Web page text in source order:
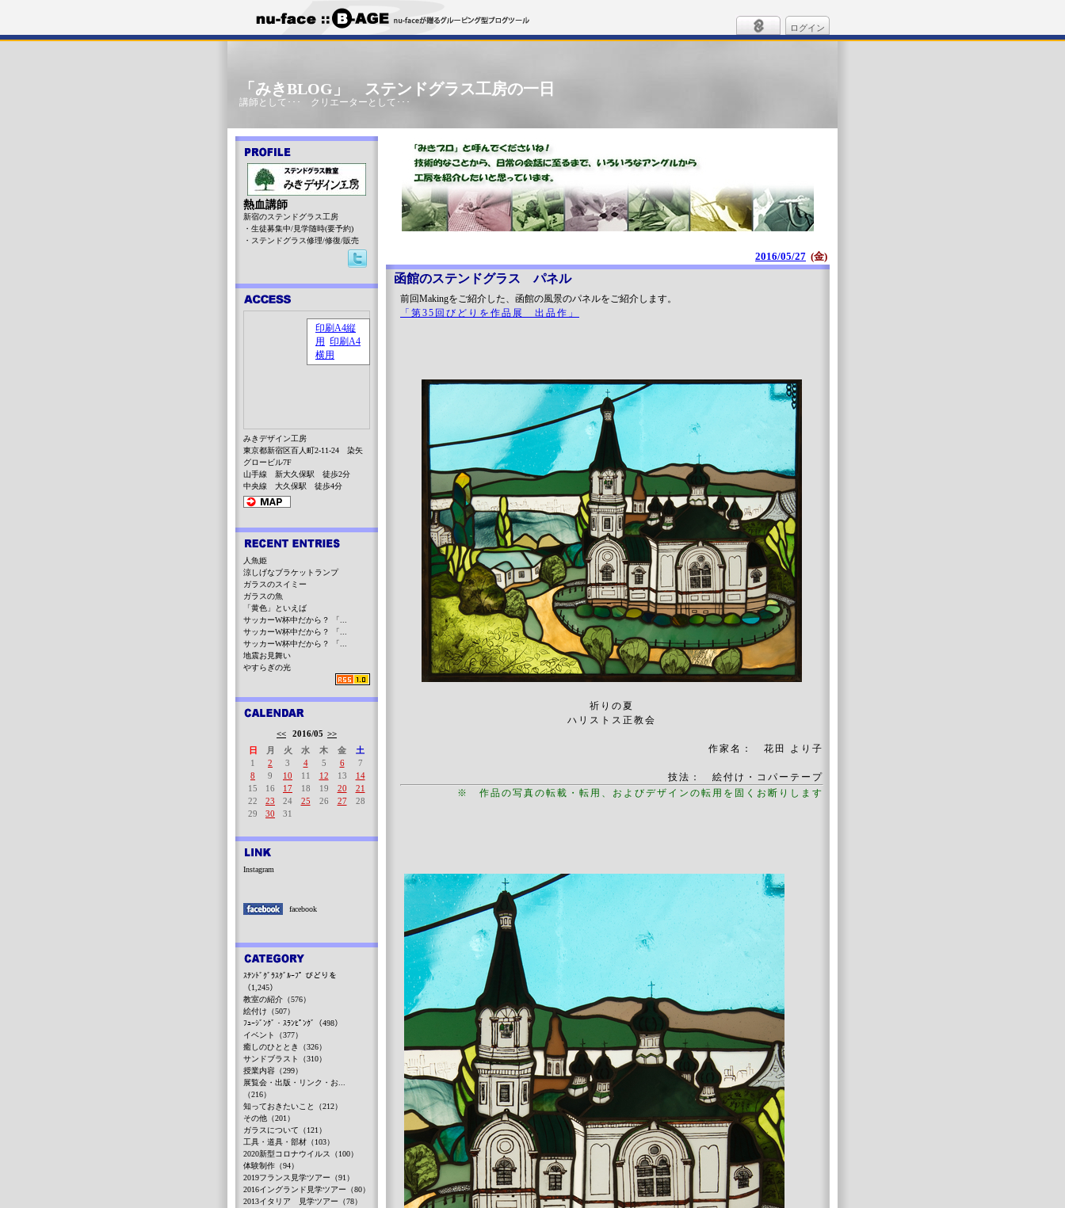
ログイン
「みきBLOG」 ステンドグラス工房の一日
講師として･･･ クリエーターとして･･･
2016/05/27 (金)
函館のステンドグラス パネル
前回Makingをご紹介した、函館の風景のパネルをご紹介します。
「第35回びどりを作品展 出品作」
祈りの夏
ハリストス正教会
作家名： 花田 より子
技法： 絵付け・コパーテープ
※ 作品の写真の転載・転用、およびデザインの転用を固くお断りします
熱血講師
新宿のステンドグラス工房
・生徒募集中/見学随時(要予約)
・ステンドグラス修理/修復/販売
みきデザイン工房
東京都新宿区百人町2-11-24 染矢
グロービル7F
山手線 新大久保駅 徒歩2分
中央線 大久保駅 徒歩4分
人魚姫
涼しげなブラケットランプ
ガラスのスイミー
ガラスの魚
「黄色」といえば
サッカーW杯中だから？ 「...
サッカーW杯中だから？ 「...
サッカーW杯中だから？ 「...
地震お見舞い
やすらぎの光
<< 2016/05 >>
日
月 火 水 木 金
土
1
2 3 4 5 6
7
8
9 10 11 12 13
14
15
16 17 18 19 20
21
22
23 24 25 26 27
28
29
30 31
Instagram
facebook
ｽﾃﾝﾄﾞｸﾞﾗｽｸﾞﾙｰﾌﾟ びどりを
（1,245）
教室の紹介（576）
絵付け（507）
ﾌｭｰｼﾞﾝｸﾞ・ｽﾗﾝﾋﾟﾝｸﾞ（498）
イベント（377）
癒しのひととき（326）
サンドブラスト（310）
授業内容（299）
展覧会・出版・リンク・お...
（216）
知っておきたいこと（212）
その他（201）
ガラスについて（121）
工具・道具・部材（103）
2020新型コロナウイルス（100）
体験制作（94）
2019フランス見学ツアー（91）
2016イングランド見学ツアー（80）
2013イタリア 見学ツアー（78）